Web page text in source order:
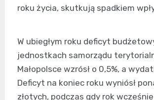
roku życia, skutkują spadkiem
W ubiegłym roku deficyt
jednostkach samorządu
Małopolsce wzrósł o 0,5%, a
Deficyt na koniec roku wyniósł
złotych, podczas gdy rok